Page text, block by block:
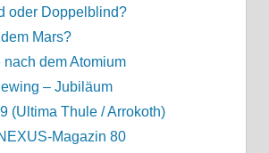
oder Doppelblind?
Mars?
nach dem Atomium
– Jubiläum
(Ultima Thule / Arrokoth)
Magazin 80